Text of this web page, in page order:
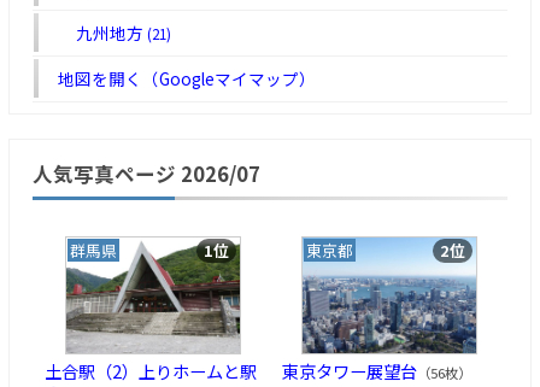
九州地方 (21)
地図を開く（Googleマイマップ）
人気写真ページ 2026/07
群馬県 1位
土合駅（2）上りホームと駅
東京都 2位
東京タワー展望台（56枚）